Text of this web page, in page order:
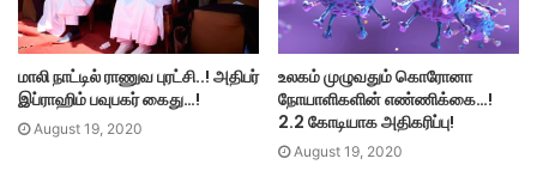
மாலி நாட்டில் ராணுவ புரட்சி..! அதிபர்
இப்ராஹிம் பவுபகர் கைது…!
August 19, 2020
உலகம் முழுவதும் கொரோனா
நோயாளிகளின் எண்ணிக்கை…!
2.2 கோடியாக அதிகரிப்பு!
August 19, 2020